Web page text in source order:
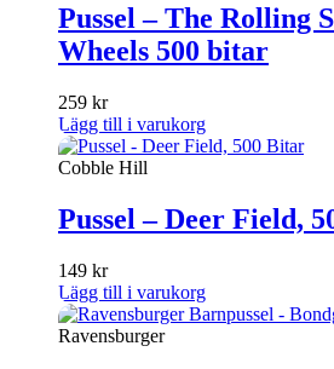
Pussel – The Rolling
Wheels 500 bitar
259 kr
Lägg till i varukorg
Cobble Hill
Pussel – Deer Field,
149 kr
Lägg till i varukorg
Ravensburger